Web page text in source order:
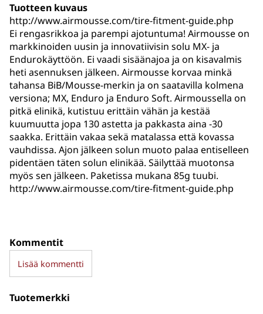
Tuotteen kuvaus
http://www.airmousse.com/tire-fitment-guide.php
Ei rengasrikkoa ja parempi ajotuntuma! Airmousse on
markkinoiden uusin ja innovatiivisin solu MX- ja
Endurokäyttöön. Ei vaadi sisäänajoa ja on kisavalmis
heti asennuksen jälkeen. Airmousse korvaa minkä
tahansa BiB/Mousse-merkin ja on saatavilla kolmena
versiona; MX, Enduro ja Enduro Soft. Airmoussella on
pitkä elinikä, kutistuu erittäin vähän ja kestää
kuumuutta jopa 130 astetta ja pakkasta aina -30
saakka. Erittäin vakaa sekä matalassa että kovassa
vauhdissa. Ajon jälkeen solun muoto palaa entiselleen
pidentäen täten solun elinikää. Säilyttää muotonsa
myös sen jälkeen. Paketissa mukana 85g tuubi.
http://www.airmousse.com/tire-fitment-guide.php
Kommentit
Lisää kommentti
Tuotemerkki